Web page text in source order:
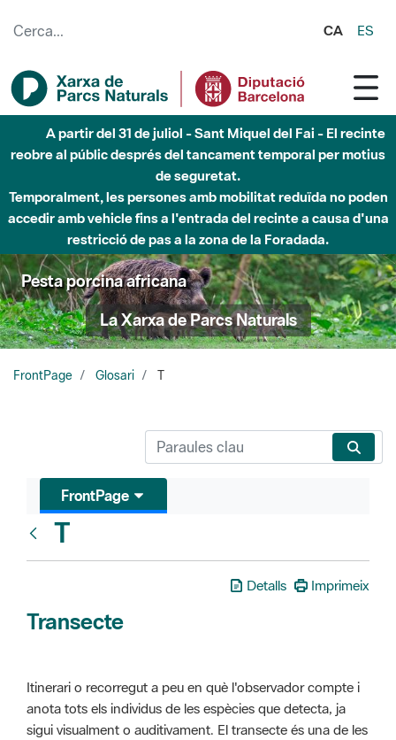
CA ES
A partir del 31 de juliol - Sant Miquel del Fai - El recinte
reobre al públic després del tancament temporal per motius
de seguretat.
Temporalment, les persones amb mobilitat reduïda no poden
accedir amb vehicle fins a l'entrada del recinte a causa d'una
restricció de pas a la zona de la Foradada.
Pesta porcina africana
La Xarxa de Parcs Naturals
FrontPage Glosari T
FrontPage
T
Detalls Imprimeix
Transecte
Itinerari o recorregut a peu en què l'observador compte i
anota tots els individus de les espècies que detecta, ja
sigui visualment o auditivament. El transecte és una de les